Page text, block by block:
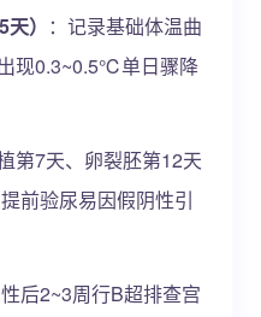
） ：记录基础体温曲
现0.3~0.5℃单日骤降
第7天、卵裂胚第12天
前验尿易因假阴性引
后2~3周行B超排查宫